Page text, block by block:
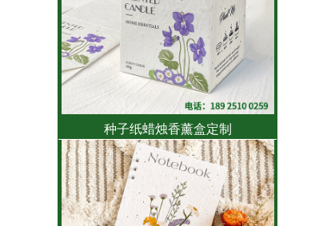
种子纸蜡烛香薰盒定制